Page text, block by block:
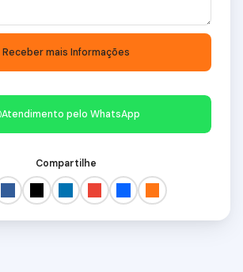
Atendimento pelo WhatsApp
Compartilhe